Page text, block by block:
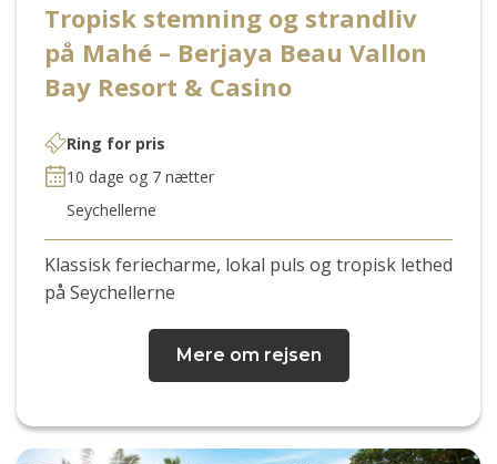
Tropisk stemning og strandliv
på Mahé – Berjaya Beau Vallon
Bay Resort & Casino
Ring for pris
10 dage og 7 nætter
Seychellerne
Klassisk feriecharme, lokal puls og tropisk lethed
på Seychellerne
Mere om rejsen